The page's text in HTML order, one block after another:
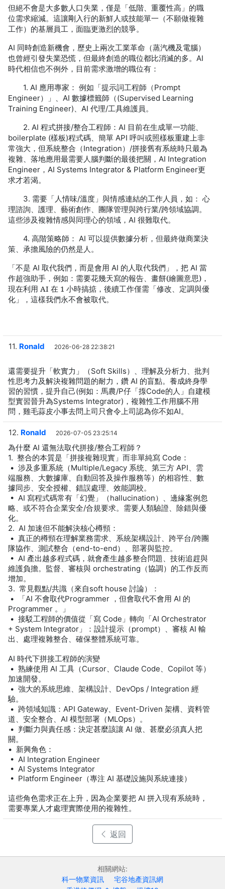
但絕不會是大多數人口失業，僅是「低階、重覆性高」的職
位需求縮減。這讓剛入行的新鮮人或技能單一（不願做複雜
工作）的基層員工，面臨更激烈的競爭。
AI 同時創造新機會，歷史上兩次工業革命（蒸汽機及電腦）
也曾經引發失業恐慌，但最終創造的職位都比消滅的多。 AI
時代相信也不例外，目前需求激增的職位有：
1. AI 應用專家： 例如「提示詞工程師（Prompt
Engineer）」、 AI 數據標籤師（(Supervised Learning
Training Engineer)
AI 代理/工具維護員。
2. AI 程式拼接/整合工程師： AI 目前在生成單一功能、
boilerplate (樣板)程式碼、簡單 API 呼叫或照樣板重建上非
常強大，但系統整合（Integration） /拼接舊有系統時只最為
複雜、落地應用最需要人腦判斷的最後把關， AI Integration
Engineer ， AI Systems Integrator & Platform Engineer更
求才若渴。
3. 需要「人情味/溫度」與情感連結的工作人員，如： 心
理諮詢、護理、藝術創作、團隊管理與跨行業/跨領域協調。
這些涉及複雜情感與同理心的領域， AI 很難取代。
4. 高階策略師： AI 可以提供數據分析，但最終做商業決
策、承擔風險的仍然是人。
「不是 AI 取代我們，而是會用 AI 的人取代我們 」，把 AI 當
作超強助手，例如：需要花幾天寫的報告、畫餅(繪圖意思)，
現在利用 AI 在 1 小時搞掂，後續工作僅需「修改、定調與優
化」，這樣我們永不會被取代。
11. Ronald 2026-06-28 22:38:21
還需要提升「軟實力」（Soft Skills）、理解及分析力、批判
性思考力及解決複雜問題的耐力，鑽 AI 的盲點。養成終身學
習的習慣，提升自己(例如：馬農/P仔「揼Code的人」自建模
型實習晉升為Systems Integrator)，複雜性工作用腦不用
問，雞毛蒜皮小事去問上司只會令上司認為你不如AI。
12. Ronald 2026-07-05 23:25:14
為什麼 AI 還無法取代拼接/整合工程師？
1. 整合的本質是「拼接複雜現實」而非單純寫 Code：
• 涉及多重系統（Multiple/Legacy 系统、第三方 API、雲
端服務、大數據庫、自動回答及操作服務等）的相容性、數
據同步、安全授權、錯誤處理、效能調校。
• AI 寫程式碼常有「幻覺」（hallucination）、邊緣案例忽
略、或不符合企業安全/合規要求。需要人類驗證、除錯與優
化。
2. AI 加速但不能解決核心樽頸：
• 真正的樽頸在理解業務需求、系統架構設計、跨平台/跨團
隊協作、測試整合（end-to-end）、部署與監控。
• AI 產出越多程式碼，就會產生越多整合問題、技術追趕與
維護負擔。監督、審核與 orchestrating（協調）的工作反而
增加。
3. 常見觀點/共識（來自soft house 討論）：
• 「AI 不會取代Programmer ，但會取代不會用 AI 的
Programmer 。」
• 接駁工程師的價值從「寫 Code」轉向「AI Orchestrator
+ System Integrator」：設計提示（prompt）、審核 AI 輸
出、處理複雜整合、確保整體系統可靠。
AI 時代下拼接工程師的演變
• 熟練使用 AI 工具（Cursor、Claude Code、Copilot 等）
加速開發。
• 強大的系統思維、架構設計、DevOps / Integration 經
驗。
• 跨領域知識：API Gateway、Event-Driven 架構、資料管
道、安全整合、AI 模型部署（MLOps）。
• 判斷力與責任感：決定甚麼該讓 AI 做、甚麼必須真人把
關。
• 新興角色：
• AI Integration Engineer
• AI Systems Integrator
• Platform Engineer（專注 AI 基礎設施與系統連接）
這些角色需求正在上升，因為企業要把 AI 拼入現有系統時，
需要專業人才處理實際使用的複雜性。
返回
相關網站:
科一物業資訊
宅谷地產資訊網